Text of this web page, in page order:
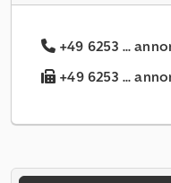
+49 6253 ...
+49 6253 ...